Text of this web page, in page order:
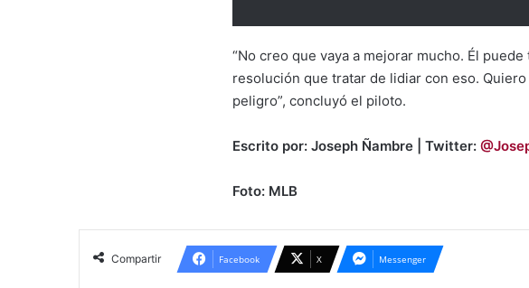
“No creo que vaya a mejorar mucho. Él
resolución que tratar de lidiar con eso.
peligro”, concluyó el piloto.
Escrito por: Joseph Ñambre | Twitter:
Foto: MLB
Compartir Facebook X Messenger